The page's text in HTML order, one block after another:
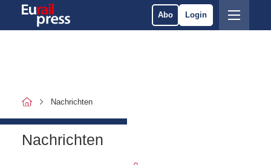
Abo Login
Nachrichten
Nachrichten